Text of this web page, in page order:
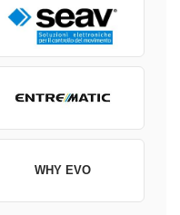
WHY EVO